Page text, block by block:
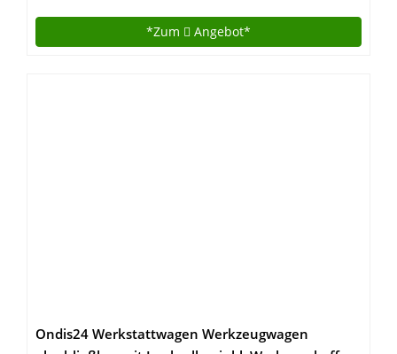
*Zum Angebot*
Ondis24 Werkstattwagen Werkzeugwagen